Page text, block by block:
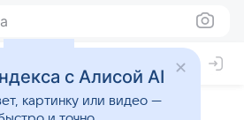
Гороскопы Mail Статьи
с Алисой AI
картинку или видео —